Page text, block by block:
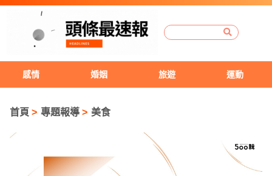
感情 婚姻 旅遊 運動
首頁 專題報導 美食